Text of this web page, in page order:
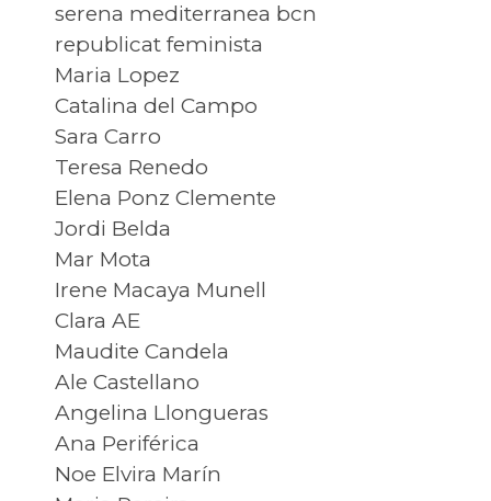
serena mediterranea bcn
republicat feminista
Maria Lopez
Catalina del Campo
Sara Carro
Teresa Renedo
Elena Ponz Clemente
Jordi Belda
Mar Mota
Irene Macaya Munell
Clara AE
Maudite Candela
Ale Castellano
Angelina Llongueras
Ana Periférica
Noe Elvira Marín